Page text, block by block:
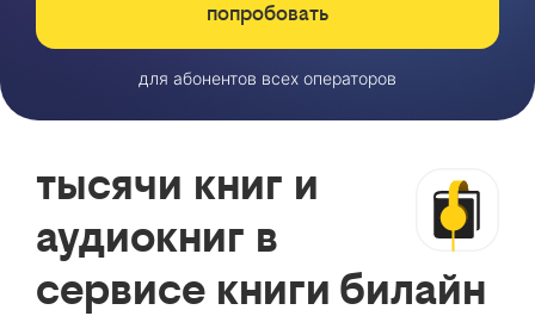
попробовать
для абонентов всех операторов
тысячи книг и
аудиокниг в
сервисе книги билайн